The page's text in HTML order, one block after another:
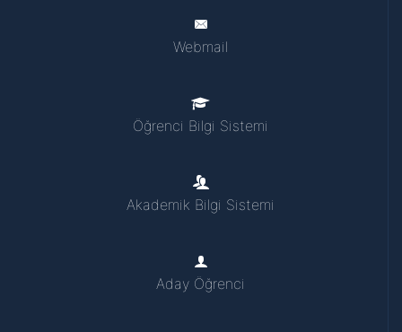
Webmail
Öğrenci Bilgi Sistemi
Akademik Bilgi Sistemi
Aday Öğrenci